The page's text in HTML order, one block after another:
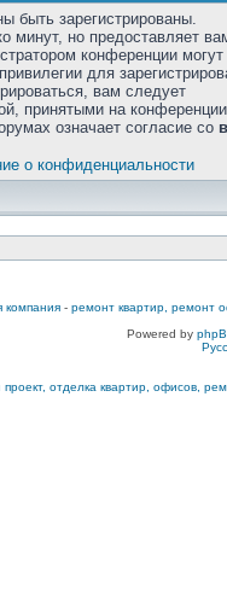
быть зарегистрированы.
минут, но предоставляет
конференции
для
вам следует
принятыми на
означает согласие со
о конфиденциальности
компания - ремонт квартир, ремонт
Powered by